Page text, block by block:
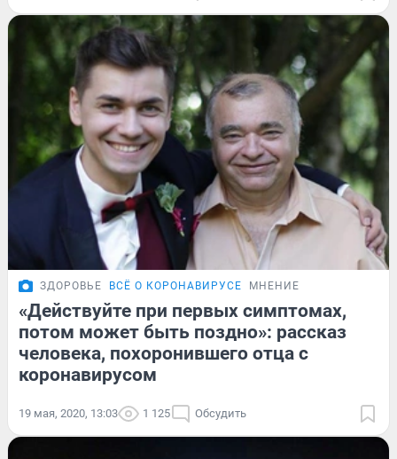
ЗДОРОВЬЕ ВСЁ О КОРОНАВИРУСЕ МНЕНИЕ
«Действуйте при первых симптомах,
потом может быть поздно»: рассказ
человека, похоронившего отца с
коронавирусом
19 мая, 2020, 13:03 1 125 Обсудить